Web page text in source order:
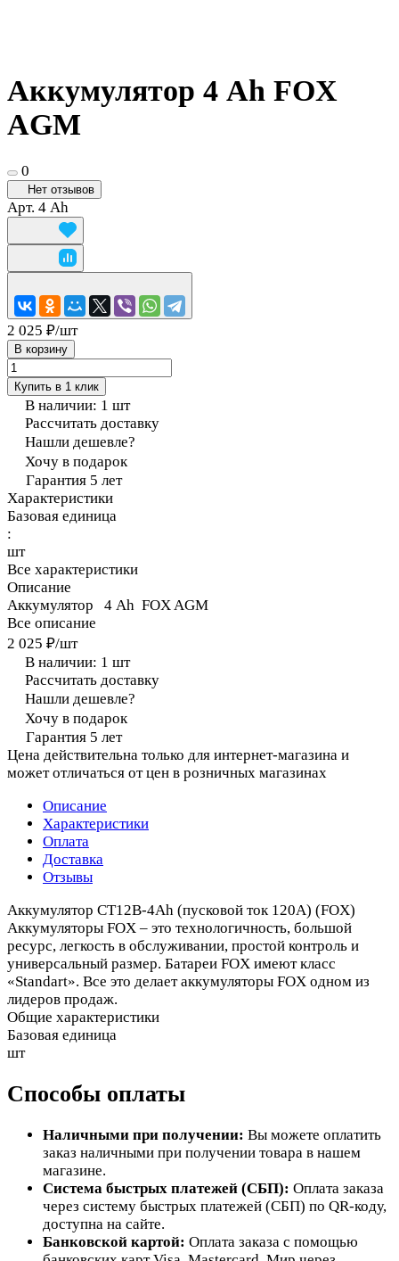
Аккумулятор 4 Ah FOX
AGM
0
Нет отзывов
Арт. 4 Ah
2 025 ₽/шт
В корзину
Купить в 1 клик
В наличии: 1 шт
Рассчитать доставку
Нашли дешевле?
Хочу в подарок
Гарантия 5 лет
Характеристики
Базовая единица
:
шт
Все характеристики
Описание
Аккумулятор 4 Ah FOX AGM
Все описание
2 025 ₽/шт
В наличии: 1 шт
Рассчитать доставку
Нашли дешевле?
Хочу в подарок
Гарантия 5 лет
Цена действительна только для интернет-магазина и
может отличаться от цен в розничных магазинах
Описание
Характеристики
Оплата
Доставка
Отзывы
Аккумулятор СТ12В-4Ah (пусковой ток 120А) (FOX)
Аккумуляторы FOX – это технологичность, большой
ресурс, легкость в обслуживании, простой контроль и
универсальный размер. Батареи FOX имеют класс
«Standart». Все это делает аккумуляторы FOX одном из
лидеров продаж.
Общие характеристики
Базовая единица
шт
Способы оплаты
Наличными при получении: Вы можете оплатить
заказ наличными при получении товара в нашем
магазине.
Система быстрых платежей (СБП): Оплата заказа
через систему быстрых платежей (СБП) по QR-коду,
доступна на сайте.
Банковской картой: Оплата заказа с помощью